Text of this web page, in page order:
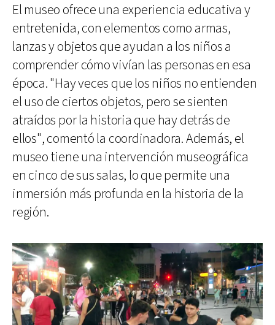
El museo ofrece una experiencia educativa y
entretenida, con elementos como armas,
lanzas y objetos que ayudan a los niños a
comprender cómo vivían las personas en esa
época. "Hay veces que los niños no entienden
el uso de ciertos objetos, pero se sienten
atraídos por la historia que hay detrás de
ellos", comentó la coordinadora. Además, el
museo tiene una intervención museográfica
en cinco de sus salas, lo que permite una
inmersión más profunda en la historia de la
región.